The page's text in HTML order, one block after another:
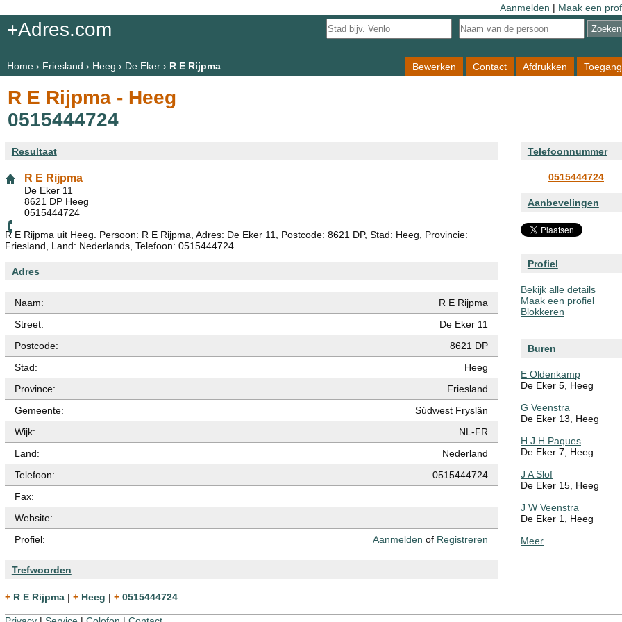
Aanmelden | Maak een
+Adres.com
Home› Friesland › Heeg › De Eker› R E Rijpma Bewerken Contact Afdrukken Toegang
R E Rijpma - Heeg
0515444724
Resultaat
R E Rijpma
De Eker 11
8621 DP Heeg
0515444724
R E Rijpma uit Heeg. Persoon: R E Rijpma, Adres: De Eker 11, Postcode: 8621 DP, Stad: Heeg, Provincie:
Friesland, Land: Nederlands, Telefoon: 0515444724.
Adres
Naam:
R E Rijpma
Street:
De Eker 11
Postcode:
8621 DP
Stad:
Heeg
Province:
Friesland
Gemeente:
Súdwest Fryslân
Wijk:
NL-FR
Land:
Nederland
Telefoon:
0515444724
Fax:
Website:
Profiel:
Aanmelden of Registreren
Trefwoorden
+ R E Rijpma | + Heeg | + 0515444724
Telefoonnummer
0515444724
Aanbevelingen
Profiel
Bekijk alle details
Maak een profiel
Blokkeren
Buren
E Oldenkamp
De Eker 5, Heeg
G Veenstra
De Eker 13, Heeg
H J H Paques
De Eker 7, Heeg
J A Slof
De Eker 15, Heeg
J W Veenstra
De Eker 1, Heeg
Meer